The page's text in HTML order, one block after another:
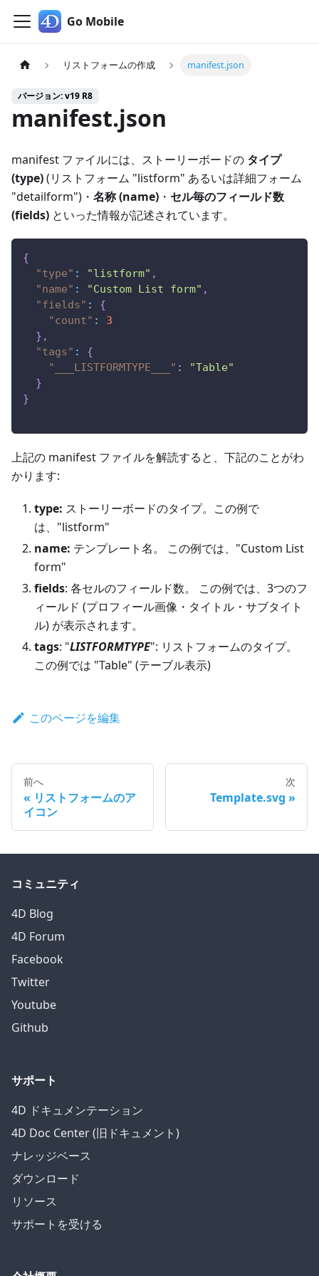
Go Mobile
リストフォームの作成 manifest.json
バージョン: v19 R8
manifest.json
manifest ファイルには、ストーリーボードの タイプ
(type)(リストフォーム "listform" あるいは詳細フォーム
"detailform")・ 名称 (name) ・ セル毎のフィールド数
(fields) といった情報が記述されています。
{
"type" : "listform" ,
"name" : "Custom List form" ,
"fields" :
{
"count" :
3
} ,
"tags" :
{
"___LISTFORMTYPE___" :
"Table"
}
}
上記の manifest ファイルを解読すると、下記のことがわ
かります:
type: ストーリーボードのタイプ。この例で
は、"listform"
name: テンプレート名。 この例では、"Custom List
form"
fields: 各セルのフィールド数。 この例では、3つのフ
ィールド (プロフィール画像・タイトル・サブタイト
ル) が表示されます。
tags: "LISTFORMTYPE": リストフォームのタイプ。
この例では "Table" (テーブル表示)
このページを編集
前へ
リストフォームのア
イコン
次
Template.svg
コミュニティ
4D Blog
4D Forum
Facebook
Twitter
Youtube
Github
サポート
4D ドキュメンテーション
4D Doc Center (旧ドキュメント)
ナレッジベース
ダウンロード
リソース
サポートを受ける